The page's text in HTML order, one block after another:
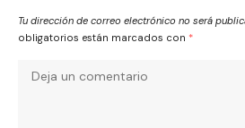
Tu dirección de correo electrónico no será
obligatorios están marcados con *